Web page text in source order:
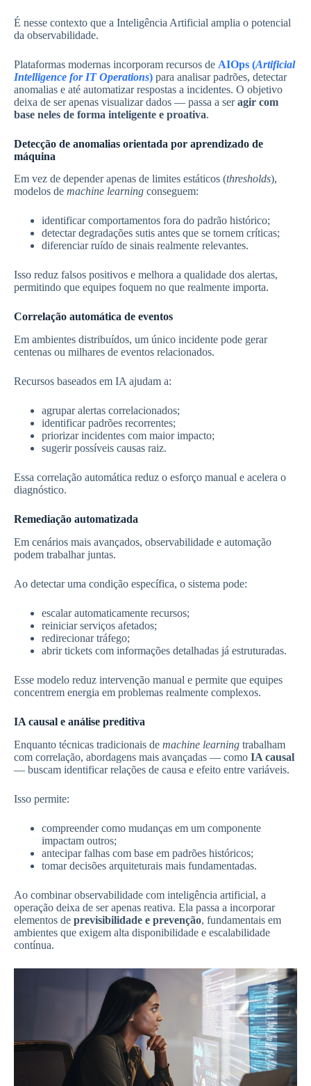
É nesse contexto que a Inteligência Artificial amplia o potencial
da observabilidade.
Plataformas modernas incorporam recursos de AIOps (Artificial
Intelligence for IT Operations) para analisar padrões, detectar
anomalias e até automatizar respostas a incidentes. O objetivo
deixa de ser apenas visualizar dados — passa a seragir com
base neles de forma inteligente e proativa.
Detecção de anomalias orientada por aprendizado de
máquina
Em vez de depender apenas de limites estáticos (thresholds),
modelos de machine learning conseguem:
identificar comportamentos fora do padrão histórico;
detectar degradações sutis antes que se tornem críticas;
diferenciar ruído de sinais realmente relevantes.
Isso reduz falsos positivos e melhora a qualidade dos alertas,
permitindo que equipes foquem no que realmente importa.
Correlação automática de eventos
Em ambientes distribuídos, um único incidente pode gerar
centenas ou milhares de eventos relacionados.
Recursos baseados em IA ajudam a:
agrupar alertas correlacionados;
identificar padrões recorrentes;
priorizar incidentes com maior impacto;
sugerir possíveis causas raiz.
Essa correlação automática reduz o esforço manual e acelera o
diagnóstico.
Remediação automatizada
Em cenários mais avançados, observabilidade e automação
podem trabalhar juntas.
Ao detectar uma condição específica, o sistema pode:
escalar automaticamente recursos;
reiniciar serviços afetados;
redirecionar tráfego;
abrir tickets com informações detalhadas já estruturadas.
Esse modelo reduz intervenção manual e permite que equipes
concentrem energia em problemas realmente complexos.
IA causal e análise preditiva
Enquanto técnicas tradicionais de machine learning trabalham
com correlação, abordagens mais avançadas — como IA causal
— buscam identificar relações de causa e efeito entre variáveis.
Isso permite:
compreender como mudanças em um componente
impactam outros;
antecipar falhas com base em padrões históricos;
tomar decisões arquiteturais mais fundamentadas.
Ao combinar observabilidade com inteligência artificial, a
operação deixa de ser apenas reativa. Ela passa a incorporar
elementos de previsibilidade e prevenção, fundamentais em
ambientes que exigem alta disponibilidade e escalabilidade
contínua.